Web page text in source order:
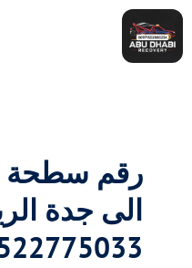
تخطي
إلى
المحتوى
رقم سطحة
الى جدة